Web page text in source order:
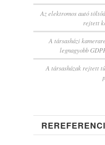
Az elektromos autó
rejtett
A társasházi
legnagyobb
A társasházak rejtett